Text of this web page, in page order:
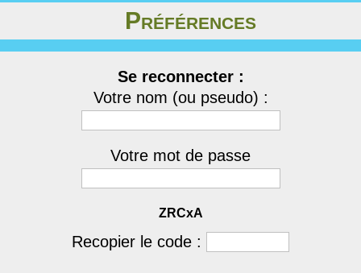
Préférences
Se reconnecter :
Votre nom (ou pseudo) :
Votre mot de passe
ZRCxA
Recopier le code :